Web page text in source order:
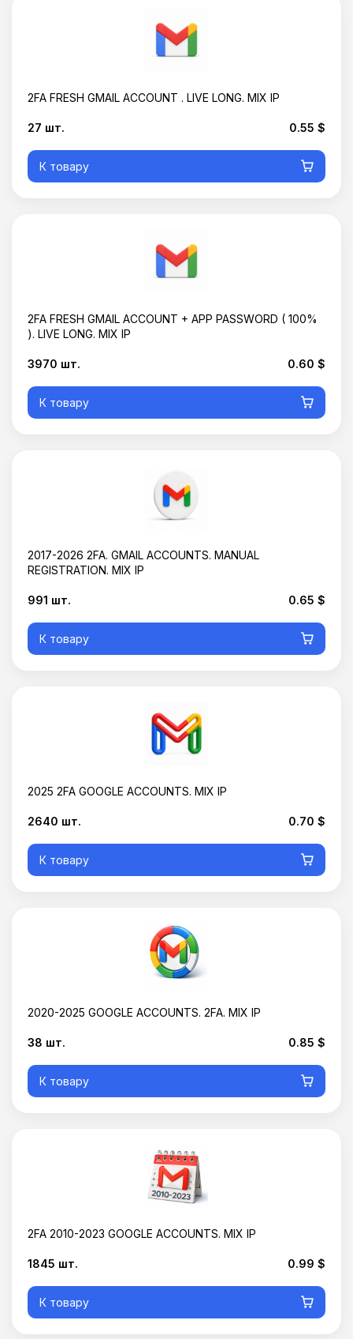
2FA FRESH GMAIL ACCOUNT . LIVE LONG. MIX IP
27 шт. 0.55 $
К товару
2FA FRESH GMAIL ACCOUNT + APP PASSWORD ( 100%
). LIVE LONG. MIX IP
3970 шт. 0.60 $
К товару
2017-2026 2FA. GMAIL ACCOUNTS. MANUAL
REGISTRATION. MIX IP
991 шт. 0.65 $
К товару
2025 2FA GOOGLE ACCOUNTS. MIX IP
2640 шт. 0.70 $
К товару
2020-2025 GOOGLE ACCOUNTS. 2FA. MIX IP
38 шт. 0.85 $
К товару
2FA 2010-2023 GOOGLE ACCOUNTS. MIX IP
1845 шт. 0.99 $
К товару